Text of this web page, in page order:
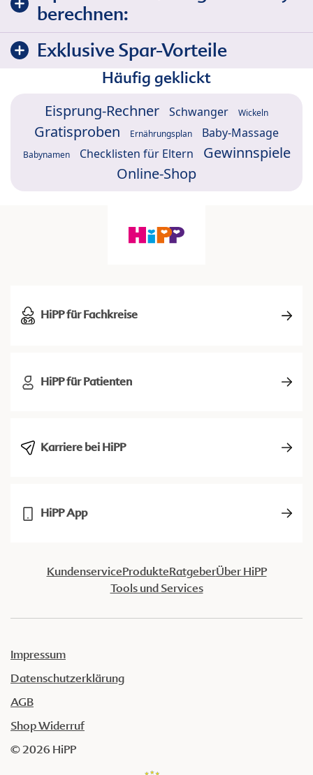
berechnen:
Exklusive Spar-Vorteile
Häufig geklickt
Eisprung-Rechner Schwanger Wickeln
Gratisproben Ernährungsplan Baby-Massage
Babynamen Checklisten für Eltern
Gewinnspiele
Online-Shop
HiPP für Fachkreise
HiPP für Patienten
Karriere bei HiPP
HiPP App
KundenserviceProdukteRatgeberÜber HiPP
Tools und Services
Impressum
Datenschutzerklärung
AGB
Shop Widerruf
© 2026 HiPP